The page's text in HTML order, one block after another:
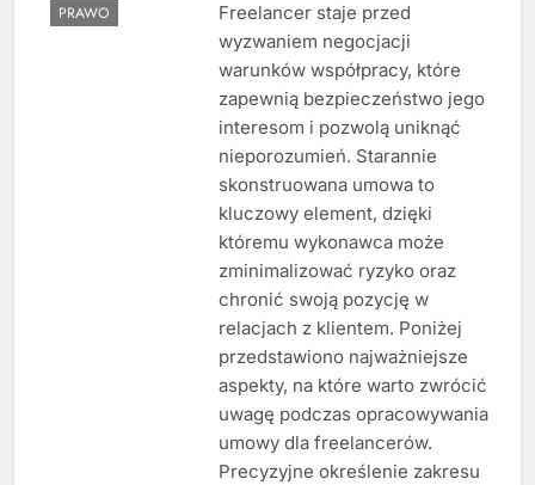
PRAWO
Freelancer staje przed
wyzwaniem negocjacji
warunków współpracy, które
zapewnią bezpieczeństwo jego
interesom i pozwolą uniknąć
nieporozumień. Starannie
skonstruowana umowa to
kluczowy element, dzięki
któremu wykonawca może
zminimalizować ryzyko oraz
chronić swoją pozycję w
relacjach z klientem. Poniżej
przedstawiono najważniejsze
aspekty, na które warto zwrócić
uwagę podczas opracowywania
umowy dla freelancerów.
Precyzyjne określenie zakresu